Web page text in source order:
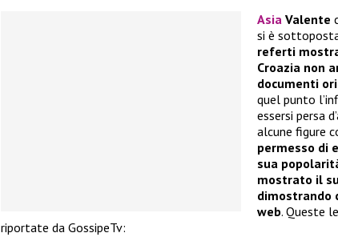
Asia Valente
si è
referti
Croazia non
documenti
quel punto
essersi persa
alcune figure
permesso di
sua
mostrato il
dimostrando
web. Queste
riportate da GossipeTv: